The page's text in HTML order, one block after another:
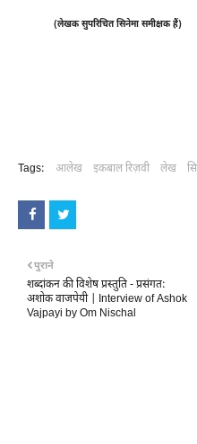
(लेखक सुपरिचित सिनेमा समीक्षक हैं)
Tags: आलेख इकबाल रिज़वी लेख
पुराने
शब्‍दांकन की विशेष प्रस्‍तुति - प्रसंगत:
अशोक वाजपेयी | Interview of Ashok
Vajpayi by Om Nischal